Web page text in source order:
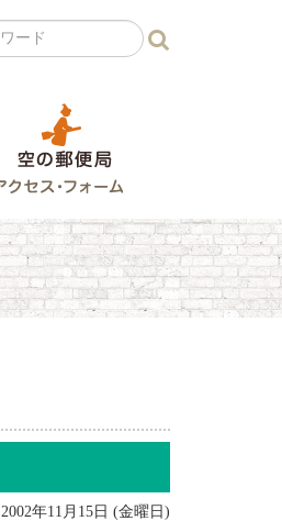
2002年11月15日 (金曜日)